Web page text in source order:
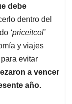
debe
dentro del
‘priceitcol’
y viajes
evitar
a vencer
año.